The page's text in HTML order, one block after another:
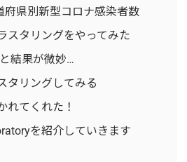
府県別新型コロナ感染者数
スタリングをやってみた
結果が微妙…
タリングしてみる
れてくれた！
を紹介していきます